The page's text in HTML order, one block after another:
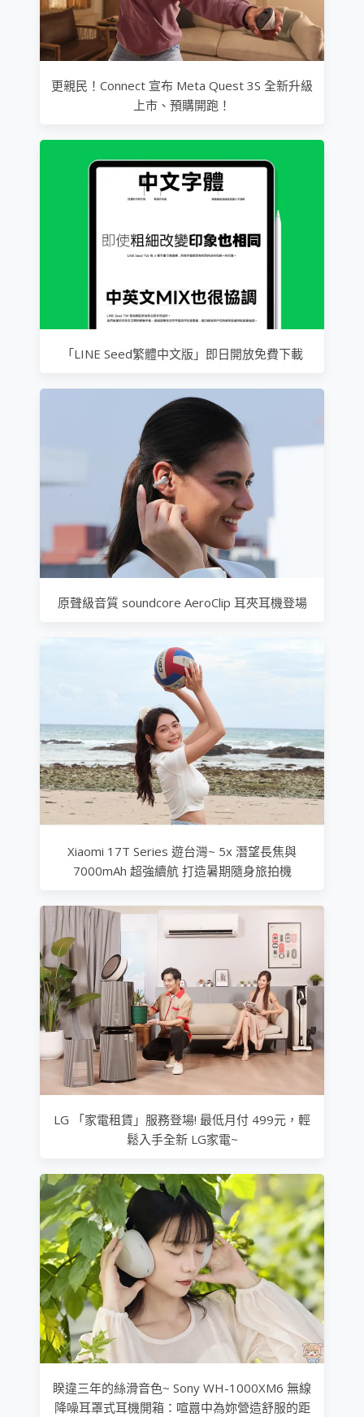
更親民！Connect 宣布 Meta Quest 3S 全新升級
上市、預購開跑！
「LINE Seed繁體中文版」即日開放免費下載
原聲級音質 soundcore AeroClip 耳夾耳機登場
Xiaomi 17T Series 遊台灣~ 5x 潛望長焦與
7000mAh 超強續航 打造暑期隨身旅拍機
LG 「家電租賃」服務登場! 最低月付 499元，輕
鬆入手全新 LG家電~
睽違三年的絲滑音色~ Sony WH-1000XM6 無線
降噪耳罩式耳機開箱：喧囂中為妳營造舒服的距